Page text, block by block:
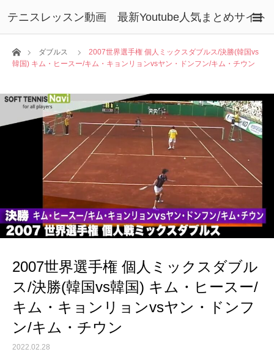
テニスレッスン動画 最新Youtube人気まとめサイト
ホームダブルス
2007世界選手権 個人ミックスダブルス/決勝(韓国vs
韓国) キム・ヒースー/キム・キョンリョンvsヤン・ドンフン/キム・チウン
2007世界選手権 個人ミックスダブル
ス/決勝(韓国vs韓国) キム・ヒースー/
キム・キョンリョンvsヤン・ドンフ
ン/キム・チウン
2022.02.28